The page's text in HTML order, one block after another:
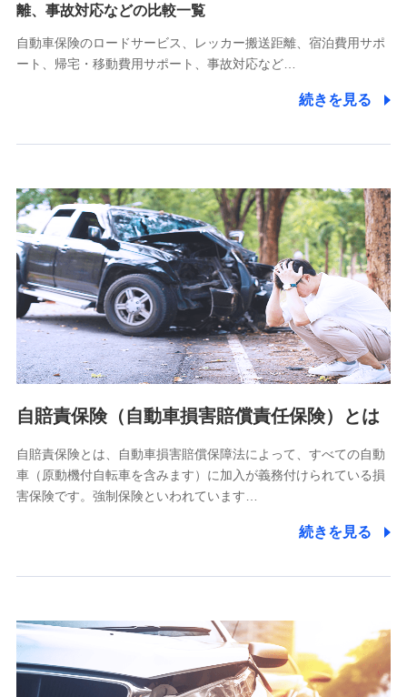
受託業務の遂行およびこれらに準ずる業務の遂行のため
11.マイカー通勤管理クラウド並びに法人向けASPサー
をお送りするため
分析するため
当社の対応品質向上やお問い合わせ内容の正確な把握のため
個人情報保護管理者の職名、連絡先
株式会社ドコモ・インシュアランス 営業部長
〒103-0013 東京都中央区日本橋人形町2-14-10 アーバン
ネット日本橋ビル 3F
株式会社ドコモ・インシュアランス
個人情報の第三者提供について
除き、第三者に提供いたしません。
業務の委託
当社は利用目的の達成に必要な範囲内において個人情報の取
【共同して利用される利用データの項目】
当社又は株式会社NTTドコモがサービス提供等を通じて取得
した、以下の情報などの個人データ
離、事故対応などの比較一覧
自動車保険のロードサービス、レッカー搬送距離、宿泊費用サポ
ート、帰宅・移動費用サポート、事故対応など…
続きを見る
自賠責保険（自動車損害賠償責任保険）とは
自賠責保険とは、自動車損害賠償保障法によって、すべての自動
車（原動機付自転車を含みます）に加入が義務付けられている損
害保険です。強制保険といわれています…
続きを見る